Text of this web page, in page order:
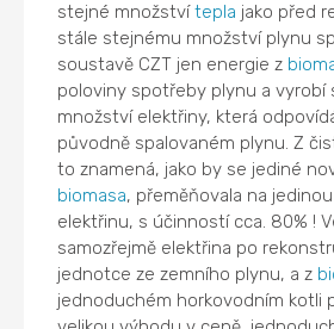
stejné množstvítepla jako před
stále stejnému množství plynu
soustavě CZT jen energie z
poloviny spotřeby plynu a vyrobí
množství elektřiny, která
původně spalovaném plynu. Z
to znamená, jako by se jediné
biomasa, přeměňovala na
elektřinu, s účinností cca. 80% !
samozřejmě elektřina po
jednotce ze zemního plynu, a z
jednoduchém horkovodním kotli